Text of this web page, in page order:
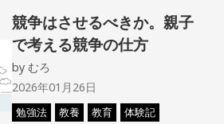
競争はさせるべきか。親子
で考える競争の仕方
byむろ
2026年01月26日
勉強法 教養 教育
体験記